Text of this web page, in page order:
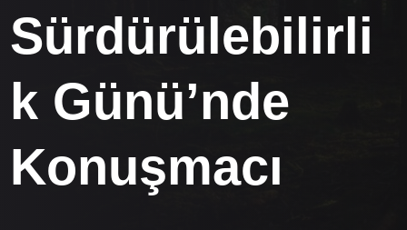
Sürdürülebilirli
k Günü’nde
Konuşmacı